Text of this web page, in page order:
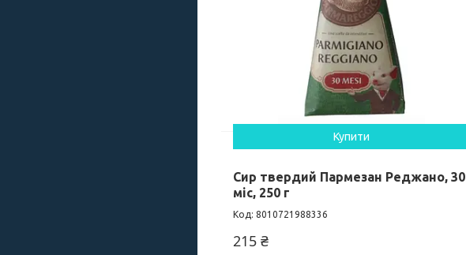
Купити
Сир твердий Пармезан Реджано, 30
міс, 250 г
8010721988336
215 ₴